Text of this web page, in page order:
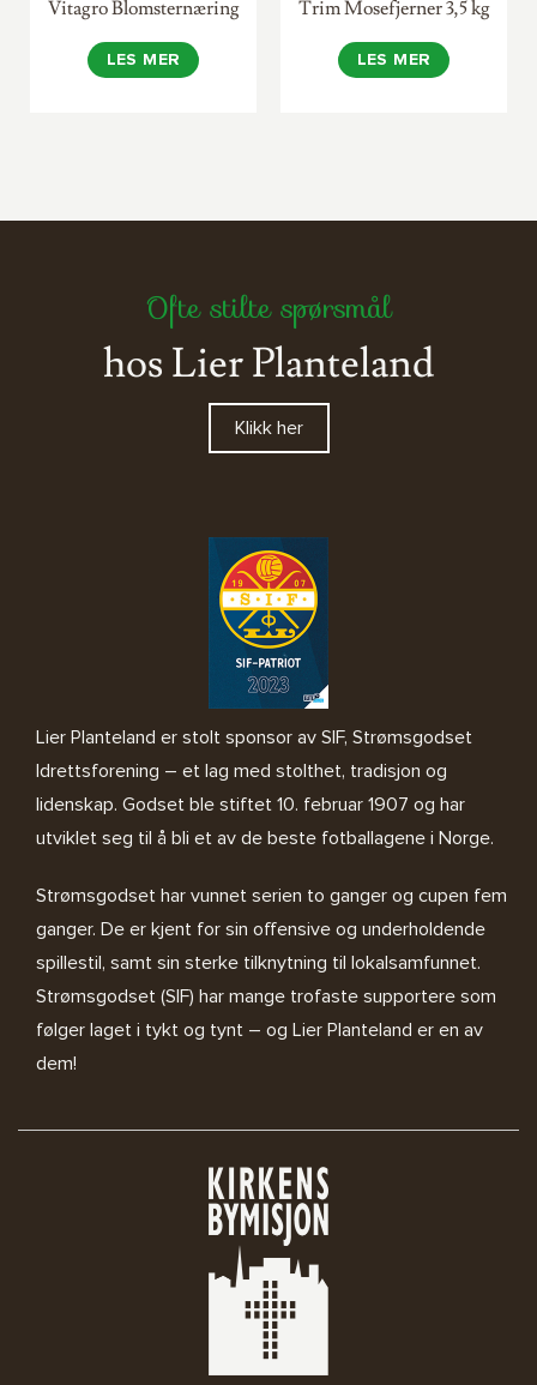
Vitagro Blomsternæring
LES MER
Trim Mosefjerner 3,5 kg
LES MER
Ofte stilte spørsmål
hos Lier Planteland
Klikk her
Lier Planteland er stolt sponsor av SIF, Strømsgodset
Idrettsforening – et lag med stolthet, tradisjon og
lidenskap. Godset ble stiftet 10. februar 1907 og har
utviklet seg til å bli et av de beste fotballagene i Norge.
Strømsgodset har vunnet serien to ganger og cupen fem
ganger. De er kjent for sin offensive og underholdende
spillestil, samt sin sterke tilknytning til lokalsamfunnet.
Strømsgodset (SIF) har mange trofaste supportere som
følger laget i tykt og tynt – og Lier Planteland er en av
dem!